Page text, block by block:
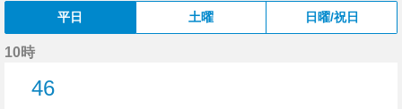
平日 土曜 日曜/祝日
10時
46